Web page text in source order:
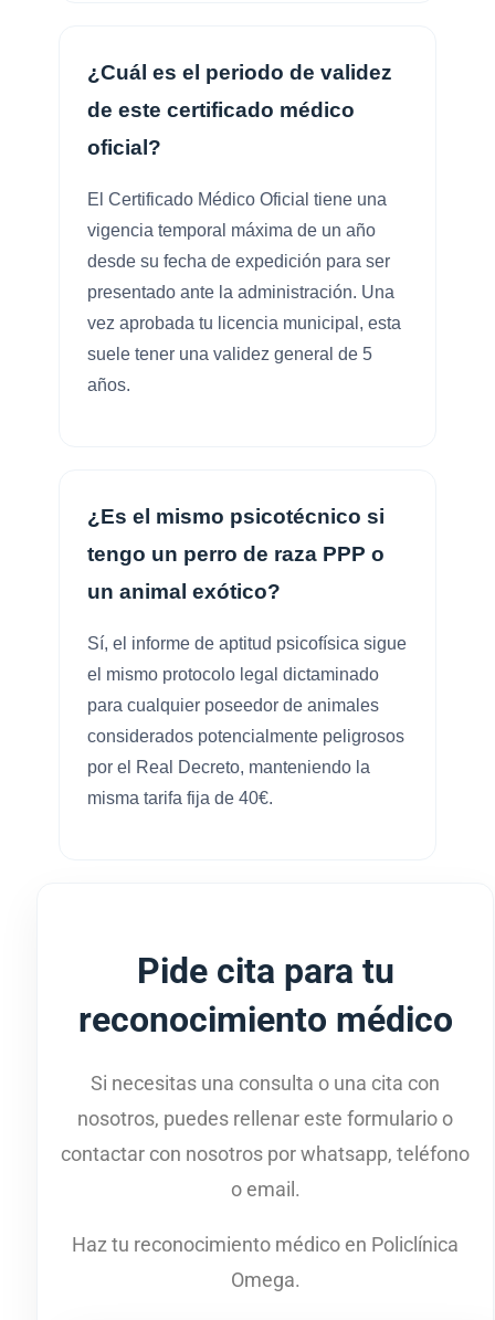
¿Cuál es el periodo de validez
de este certificado médico
oficial?
El Certificado Médico Oficial tiene una
vigencia temporal máxima de un año
desde su fecha de expedición para ser
presentado ante la administración. Una
vez aprobada tu licencia municipal, esta
suele tener una validez general de 5
años.
¿Es el mismo psicotécnico si
tengo un perro de raza PPP o
un animal exótico?
Sí, el informe de aptitud psicofísica sigue
el mismo protocolo legal dictaminado
para cualquier poseedor de animales
considerados potencialmente peligrosos
por el Real Decreto, manteniendo la
misma tarifa fija de 40€.
Pide cita para tu
reconocimiento médico
Si necesitas una consulta o una cita con
nosotros, puedes rellenar este formulario o
contactar con nosotros por whatsapp, teléfono
o email.
Haz tu reconocimiento médico en Policlínica
Omega.